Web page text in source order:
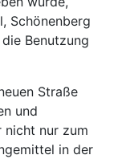
Schönenberg
Benutzung
Straße
und
nicht nur zum
in der